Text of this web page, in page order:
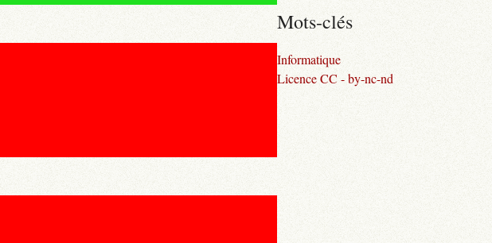
Mots-clés
Informatique
Licence CC - by-nc-nd